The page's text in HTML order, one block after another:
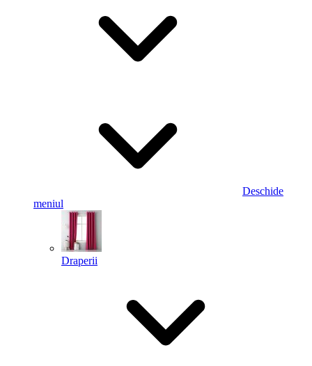
Deschide
meniul
Draperii